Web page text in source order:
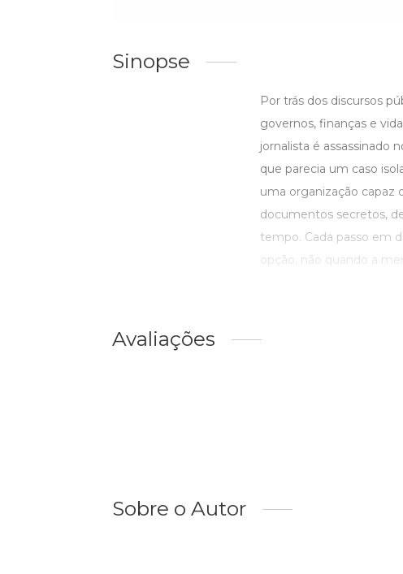
Sinopse
Por trás dos discursos
governos, finanças e
jornalista é assassinado
que parecia um caso
uma organização capaz
documentos secretos,
tempo. Cada passo em
opção, não quando a
Avaliações
Sobre o Autor